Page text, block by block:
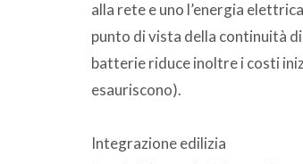
alla rete e uno l’energia
punto di vista della continuità
batterie riduce inoltre i costi
esauriscono).
Integrazione edilizia